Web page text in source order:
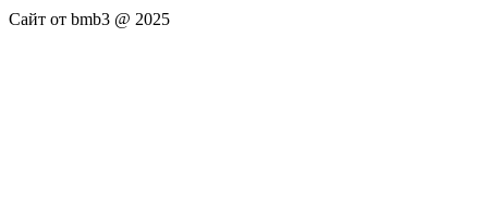
Сайт от bmb3 @ 2025